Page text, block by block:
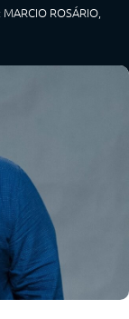
ROSÁRIO,